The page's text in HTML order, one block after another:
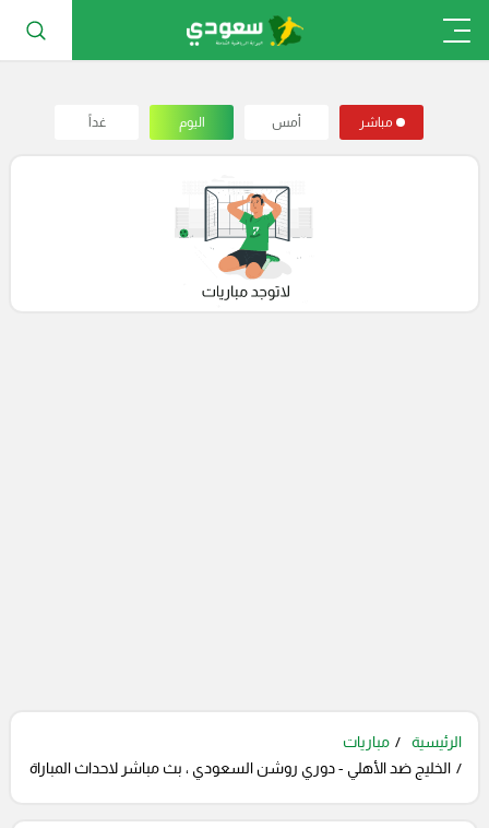
مباشر أمس اليوم غداً
الرئيسية
مباريات
الخليج ضد الأهلي - دوري روشن السعودي ، بث مباشر لاحداث المباراة